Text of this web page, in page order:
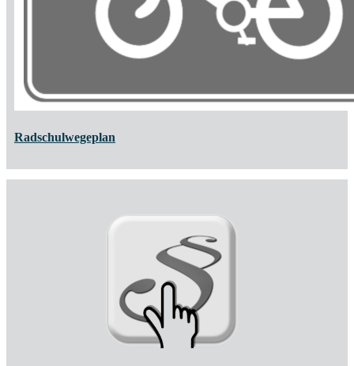
Radschulwegeplan